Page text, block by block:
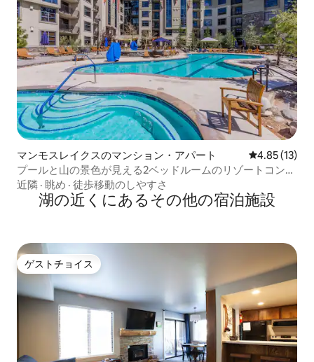
マンモスレイクスのマンション・アパート レビュー13
4.85 (13)
プールと山の景色が見える2ベッドルームのリゾートコンド
ミニアム！
近隣 · 眺め · 徒歩移動のしやすさ
湖の近くにあるその他の宿泊施設
ゲストチョイス
ゲストチョイス